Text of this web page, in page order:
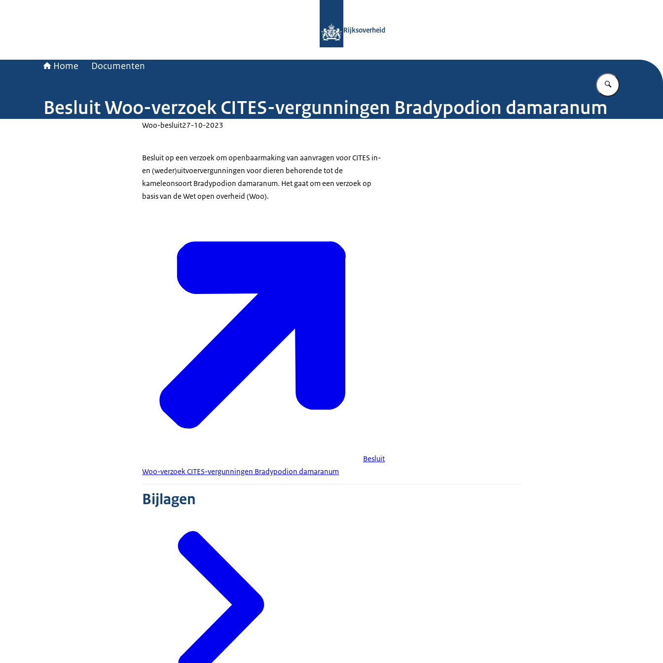
Rijksoverheid
Home Documenten
Vul in wat u
Besluit Woo-verzoek CITES-vergunningen Bradypodion damaranum
Woo-besluit27-10-2023
Besluit op een verzoek om openbaarmaking van aanvragen voor CITES in-
en (weder)uitvoervergunningen voor dieren behorende tot de
kameleonsoort Bradypodion damaranum. Het gaat om een verzoek op
basis van de Wet open overheid (Woo).
Besluit
Woo-verzoek CITES-vergunningen Bradypodion damaranum
Bijlagen